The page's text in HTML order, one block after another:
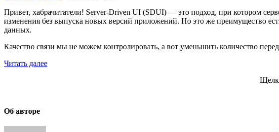
Привет, хабрачитатели! Server-Driven UI (SDUI) — это подход, при котором
изменения без выпуска новых версий приложений. Но это же преимущество
данных.
Качество связи мы не можем контролировать, а вот уменьшить количество
Читать далее
Об авторе